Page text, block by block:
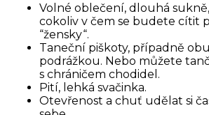
Volné oblečení, dlouhá
cokoliv v čem se budete cítit
“žensky“.
Taneční piškoty, případně
podrážkou. Nebo můžete
s chráničem chodidel.
Pití, lehká svačinka.
Otevřenost a chuť udělat si